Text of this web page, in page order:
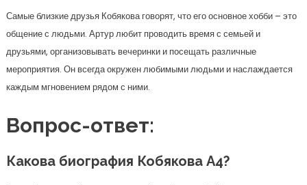
Самые близкие друзья Кобякова говорят, что его основное хобби – это
общение с людьми. Артур любит проводить время с семьей и
друзьями, организовывать вечеринки и посещать различные
мероприятия. Он всегда окружен любимыми людьми и наслаждается
каждым мгновением рядом с ними.
Вопрос-ответ:
Какова биография Кобякова А4?